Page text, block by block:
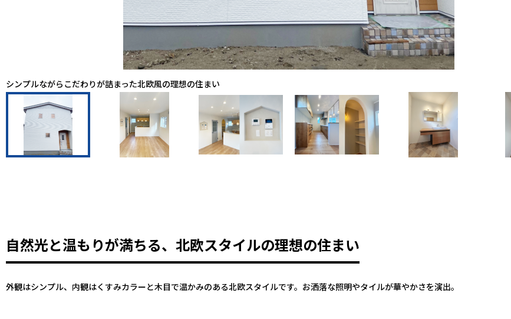
シンプルながらこだわりが詰まった北欧風の理想の住まい
自然光と温もりが満ちる、北欧スタイルの理想の住まい
外観はシンプル、内観はくすみカラーと木目で温かみのある北欧スタイルです。お洒落な照明やタイルが華やかさを演出。